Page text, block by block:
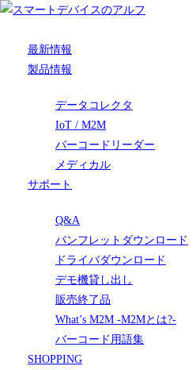
最新情報
製品情報
データコレクタ
IoT / M2M
バーコードリーダー
メディカル
サポート
Q&A
パンフレットダウンロード
ドライバダウンロード
デモ機貸し出し
販売終了品
What’s M2M -M2Mとは?-
バーコード用語集
SHOPPING